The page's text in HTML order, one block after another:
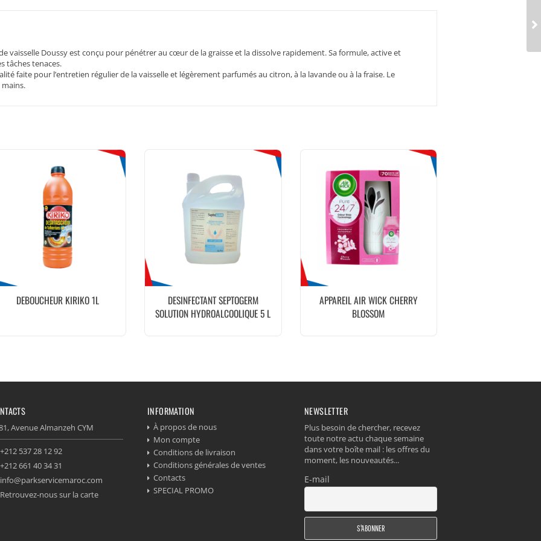
vaisselle Doussy est conçu pour pénétrer au cœur de la graisse et la dissolve rapidement. Sa formule, active et
tâches tenaces.
faite pour l’entretien régulier de la vaisselle et légèrement parfumés au citron, à la lavande ou à la fraise. Le
DEBOUCHEUR KIRIKO 1L
DESINFECTANT SEPTOGERM
SOLUTION HYDROALCOOLIQUE 5 L
APPAREIL AIR WICK CHERRY
BLOSSOM
Avenue Almanzeh CYM
+212 537 28 12 92
+212 661 40 34 31
info@parkservicemaroc.com
Retrouvez-nous sur la carte
INFORMATION
À propos de nous
Mon compte
Conditions de livraison
Conditions générales de ventes
Contacts
SPECIAL PROMO
NEWSLETTER
Plus besoin de chercher, recevez
toute notre actu chaque semaine
dans votre boîte mail : les offres du
moment, les nouveautés...
E-mail